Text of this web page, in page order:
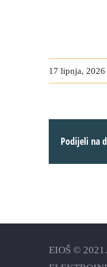
17 lipnja, 2026
Podijeli na
EIOŠ ©